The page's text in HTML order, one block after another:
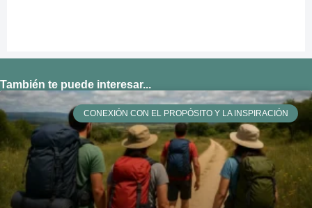
También te puede interesar...
CONEXIÓN CON EL PROPÓSITO Y LA INSPIRACIÓN